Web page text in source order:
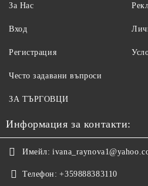
За Нас
Вход
Регистрация
Често задавани въпроси
ЗА ТЪРГОВЦИ
Информация за контакти:
Имейл:
Телефон: +359888383110